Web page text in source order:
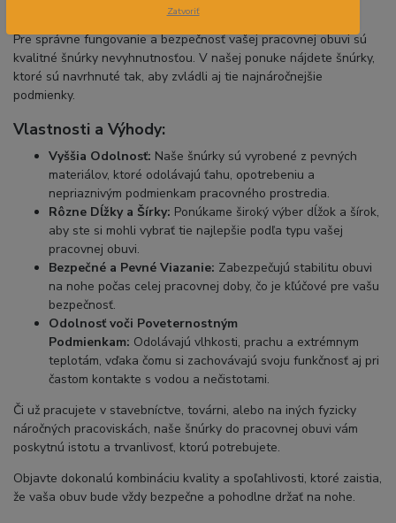
odolnosť pre každý pracovný deň
Pre správne fungovanie a bezpečnosť vašej pracovnej obuvi sú
kvalitné šnúrky nevyhnutnosťou. V našej ponuke nájdete šnúrky,
ktoré sú navrhnuté tak, aby zvládli aj tie najnáročnejšie
podmienky.
Vlastnosti a Výhody:
Vyššia Odolnosť: Naše šnúrky sú vyrobené z pevných
materiálov, ktoré odolávajú ťahu, opotrebeniu a
nepriaznivým podmienkam pracovného prostredia.
Rôzne Dĺžky a Šírky: Ponúkame široký výber dĺžok a šírok,
aby ste si mohli vybrať tie najlepšie podľa typu vašej
pracovnej obuvi.
Bezpečné a Pevné Viazanie: Zabezpečujú stabilitu obuvi
na nohe počas celej pracovnej doby, čo je kľúčové pre vašu
bezpečnosť.
Odolnosť voči Poveternostným
Podmienkam: Odolávajú vlhkosti, prachu a extrémnym
teplotám, vďaka čomu si zachovávajú svoju funkčnosť aj pri
častom kontakte s vodou a nečistotami.
Či už pracujete v stavebníctve, továrni, alebo na iných fyzicky
náročných pracoviskách, naše šnúrky do pracovnej obuvi vám
poskytnú istotu a trvanlivosť, ktorú potrebujete.
Objavte dokonalú kombináciu kvality a spoľahlivosti, ktoré zaistia,
že vaša obuv bude vždy bezpečne a pohodlne držať na nohe.
Zatvoriť